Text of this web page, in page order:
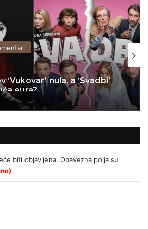
‘Vukovar’ nula, a ‘Svadbi’
eura?
biti objavljena. Obavezna polja su